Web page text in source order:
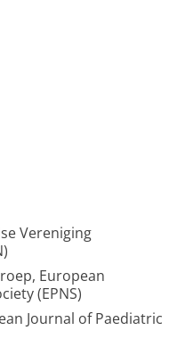
Vereniging
European
(EPNS)
Journal of Paediatric